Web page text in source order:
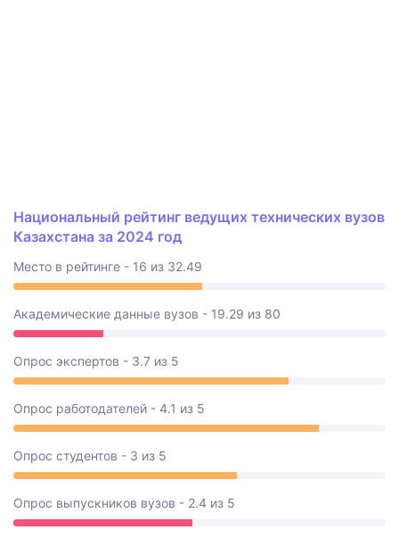
Национальный рейтинг ведущих технических вузов
Казахстана за 2024 год
Место в рейтинге - 16 из 32.49
Академические данные вузов - 19.29 из 80
Опрос экспертов - 3.7 из 5
Опрос работодателей - 4.1 из 5
Опрос студентов - 3 из 5
Опрос выпускников вузов - 2.4 из 5